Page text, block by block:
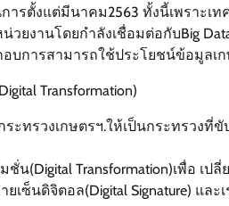
ารตั้งแต่มีนาคม2563 ทั้งนี้เพราะเ
ยงานโดยกำลังเชื่อมต่อกับBig
อบการสามารถใช้ประโยชน์ข้อมูล
Transformation)
ะทรวงเกษตรฯ.ให้เป็นกระทรวงที่
น(Digital Transformation)เพื่อ เ
เซ็นดิจิตอล(Digital Signature) แล